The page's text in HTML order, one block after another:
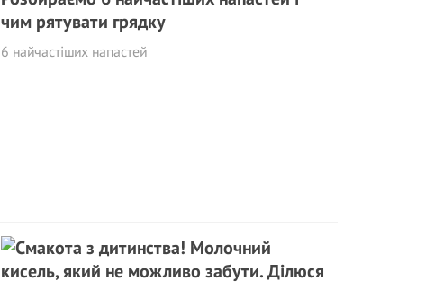
чим рятувати грядку
6 найчастіших напастей